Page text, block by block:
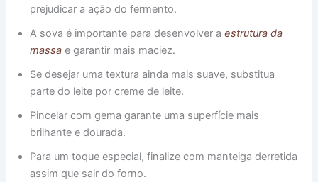
prejudicar a ação do fermento.
A sova é importante para desenvolver aestrutura da
massa e garantir mais maciez.
Se desejar uma textura ainda mais suave, substitua
parte do leite por creme de leite.
Pincelar com gema garante uma superfície mais
brilhante e dourada.
Para um toque especial, finalize com manteiga derretida
assim que sair do forno.